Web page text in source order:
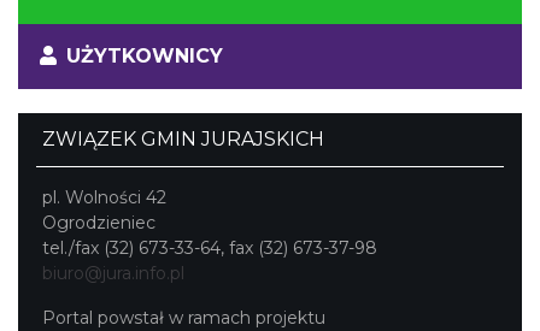
UŻYTKOWNICY
ZWIĄZEK GMIN JURAJSKICH
pl. Wolności 42
Ogrodzieniec
tel./fax (32) 673-33-64, fax (32) 673-37-98
biuro@jura.info.pl
Portal powstał w ramach projektu